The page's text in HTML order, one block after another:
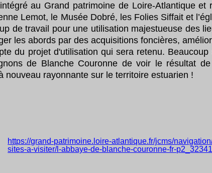
au Grand patrimoine de Loire-Atlantique et
Lemot, le Musée Dobré, les Folies Siffait et
de travail pour une utilisation majestueuse des
les abords par des acquisitions foncières,
du projet d'utilisation qui sera retenu.
de Blanche Couronne de voir le résultat
rayonnante sur le territoire estuarien !
https://grand-patrimoine.loire-atlantique.fr/jcms/
sites-a-visiter/l-abbaye-de-blanche-couronne-fr-